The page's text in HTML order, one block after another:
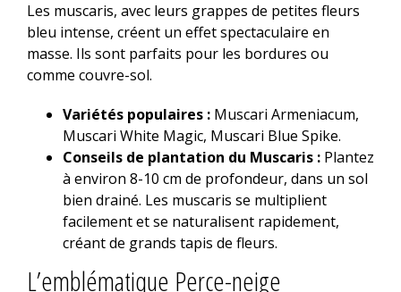
Les muscaris, avec leurs grappes de petites fleurs
bleu intense, créent un effet spectaculaire en
masse. Ils sont parfaits pour les bordures ou
comme couvre-sol.
Variétés populaires :Muscari Armeniacum,
Muscari White Magic, Muscari Blue Spike.
Conseils de plantation du Muscaris :Plantez
à environ 8-10 cm de profondeur, dans un sol
bien drainé. Les muscaris se multiplient
facilement et se naturalisent rapidement,
créant de grands tapis de fleurs.
L’emblématique Perce-neige